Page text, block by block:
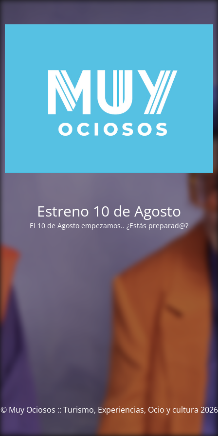
Estreno 10 de Agosto
El 10 de Agosto empezamos.. ¿Estás preparad@?
© Muy Ociosos :: Turismo, Experiencias, Ocio y cultura 2026